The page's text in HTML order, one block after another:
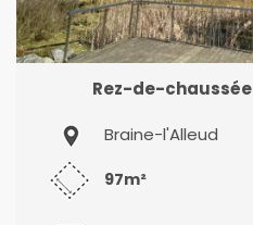
Rez-de-chaussée
Braine-l'Alleud
97m²